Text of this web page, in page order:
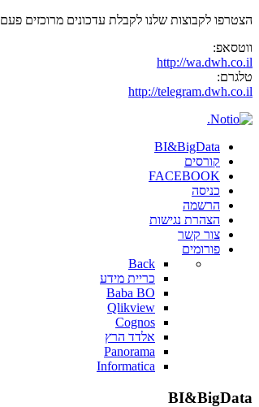
הצטרפו לקבוצות שלנו לקבלת עדכונים מרוכזים פעם
ווטסאפ:
http://wa.dwh.co.il
טלגרם:
http://telegram.dwh.co.il
BI&BigData
קורסים
FACEBOOK
כניסה
הרשמה
הצהרת נגישות
צור קשר
פורומים
Back
כריית מידע
Baba BO
Qlikview
Cognos
אלדד הרץ
Panorama
Informatica
BI&BigData